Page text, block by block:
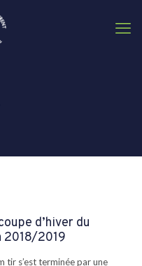
d’hiver du
2018/2019
tir s’est terminée par une